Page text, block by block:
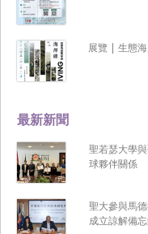
最新新聞
聖若瑟大學
球夥伴關係
聖大參與馬
成立諒解備
展覽 | 生態